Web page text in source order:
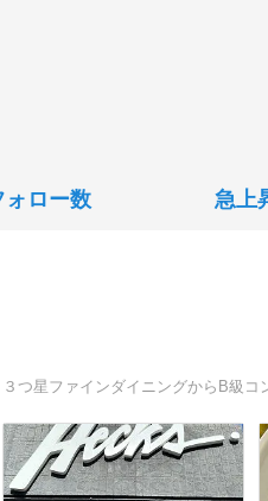
ォロー数 急上
つ星ファインダイニングからB級